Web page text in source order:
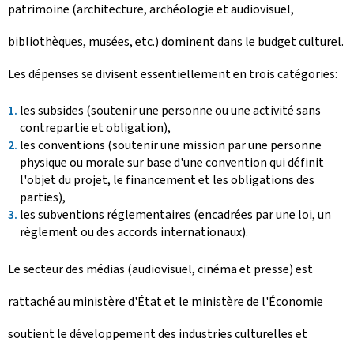
patrimoine (architecture, archéologie et audiovisuel,
bibliothèques, musées, etc.) dominent dans le budget culturel.
Les dépenses se divisent essentiellement en trois catégories:
les subsides (soutenir une personne ou une activité sans
contrepartie et obligation),
les conventions (soutenir une mission par une personne
physique ou morale sur base d'une convention qui définit
l'objet du projet, le financement et les obligations des
parties),
les subventions réglementaires (encadrées par une loi, un
règlement ou des accords internationaux).
Le secteur des médias (audiovisuel, cinéma et presse) est
rattaché au ministère d'État et le ministère de l'Économie
soutient le développement des industries culturelles et